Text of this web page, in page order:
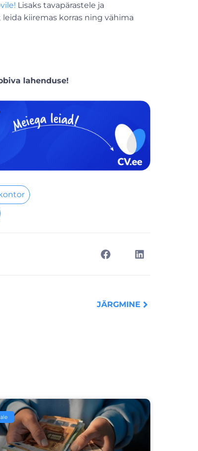
Lisaks tavapärastele ja
kiiremas korras ning vähima
lahenduse!
JÄRGMINE